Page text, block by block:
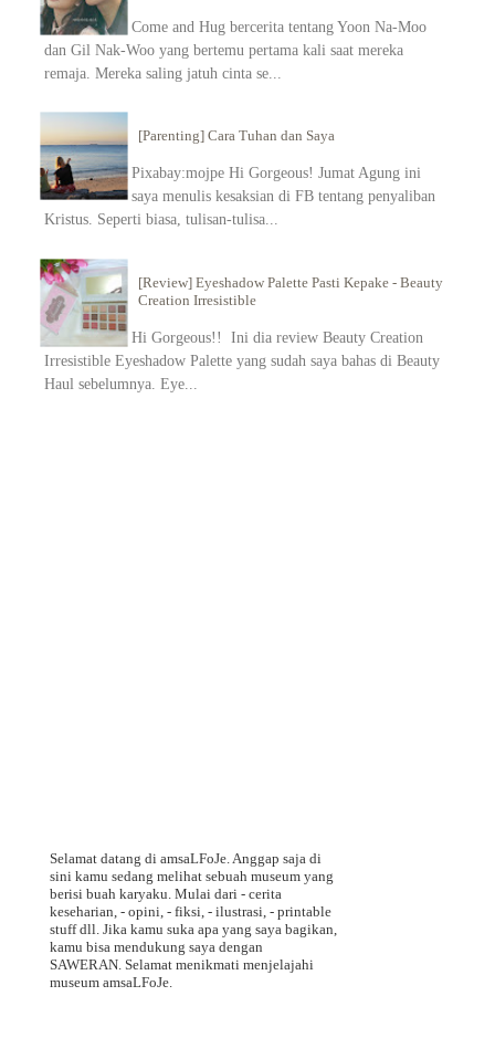
Come and Hug bercerita tentang Yoon Na-Moo
dan Gil Nak-Woo yang bertemu pertama kali saat mereka
remaja. Mereka saling jatuh cinta se...
[Parenting] Cara Tuhan dan Saya
Pixabay:mojpe Hi Gorgeous! Jumat Agung ini
saya menulis kesaksian di FB tentang penyaliban
Kristus. Seperti biasa, tulisan-tulisa...
[Review] Eyeshadow Palette Pasti Kepake - Beauty
Creation Irresistible
Hi Gorgeous!! Ini dia review Beauty Creation
Irresistible Eyeshadow Palette yang sudah saya bahas di Beauty
Haul sebelumnya. Eye...
Selamat datang di amsaLFoJe. Anggap saja di
sini kamu sedang melihat sebuah museum yang
berisi buah karyaku. Mulai dari - cerita
keseharian, - opini, - fiksi, - ilustrasi, - printable
stuff dll. Jika kamu suka apa yang saya bagikan,
kamu bisa mendukung saya dengan
SAWERAN. Selamat menikmati menjelajahi
museum amsaLFoJe.